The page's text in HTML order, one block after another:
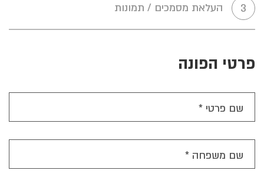
3 העלאת מסמכים / תמונות
פרטי הפונה
שם פרטי *
שם משפחה *